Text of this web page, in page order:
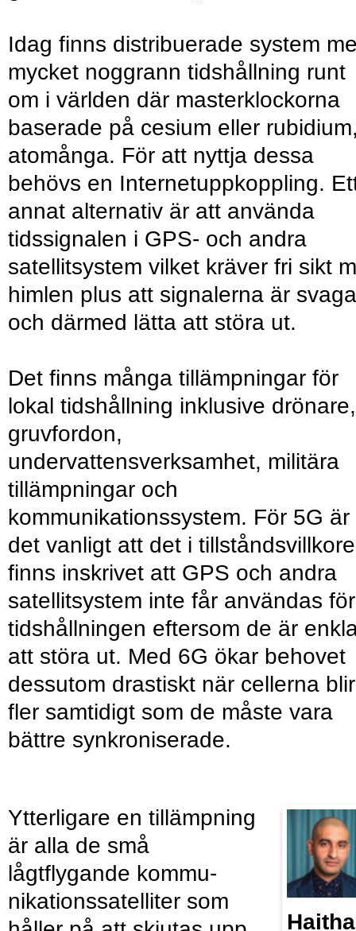
Idag finns distribuerade system
mycket noggrann tidshållning runt
om i världen där masterklockorna
baserade på cesium eller
atomånga. För att nyttja dessa
behövs en Internet­uppkoppling.
annat alternativ är att använda
tidssignalen i GPS- och andra
satellitsystem vilket kräver fri sikt
himlen plus att signalerna är svaga
och därmed lätta att störa ut.
Det finns många tillämpningar för
lokal tidshållning inklusive drönare,
gruvfordon,
undervattensverksamhet, militära
tillämpningar och
kommunikationssystem. För 5G är
det vanligt att det i
finns inskrivet att GPS och andra
satellitsystem inte får användas för
tidshållningen eftersom de är
att störa ut. Med 6G ökar behovet
dessutom drastiskt när cellerna blir
fler samtidigt som de måste vara
bättre synkroniserade.
Ytterligare en tillämpning
är alla de små
lågtflygande kommu­
nikationssatelliter som